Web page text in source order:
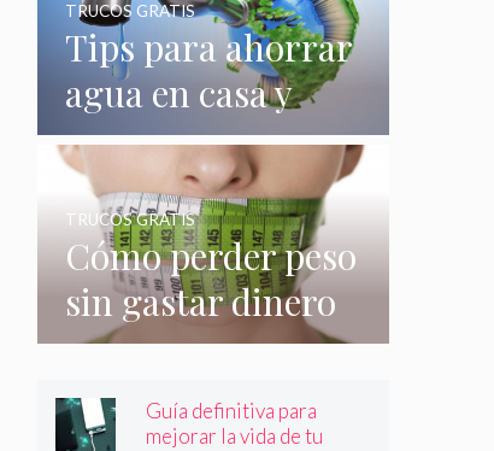
Tips para ahorrar
agua en casa y
gastar menos en
su consumo
TRUCOS GRATIS
Cómo perder peso
sin gastar dinero
e incluso sin
hacer nada
TRUCOS GRATIS
Guía definitiva para
mejorar la vida de tu